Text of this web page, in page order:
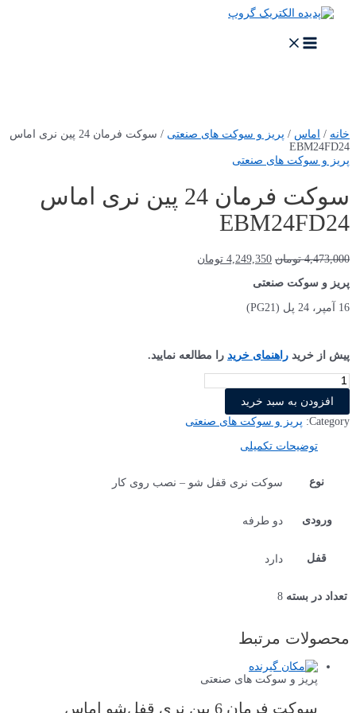
پرش
MAIN
MENU
خانه / اماس / پریز و سوکت های صنعتی
/ سوکت فرمان 24 پین نری اماس
EBM24FD24
پریز و سوکت های صنعتی
سوکت فرمان 24 پین نری اماس
EBM24FD24
4,473,000 تومان قیمت
4,249,350 تومان
پریز و سوکت صنعتی
16 آمپر، 24 پل (PG21)
پیش از خرید راهنمای خرید را مطالعه نمایید.
سوکت
فرمان
پین
نری
EBM24FD24
افزودن به سبد خرید
Category: پریز و سوکت های صنعتی
توضیحات تکمیلی
نوع سوکت نری قفل شو – نصب روی کار
ورودی دو طرفه
قفل دارد
تعداد در بسته 8
محصولات مرتبط
پریز و سوکت های صنعتی
سوکت فرمان 6 پین نری قفل‌شو اماس